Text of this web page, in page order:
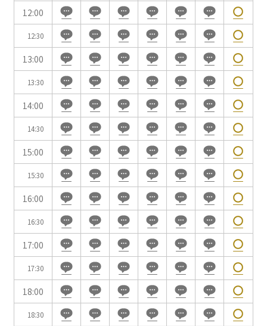
12:00
12:30
13:00
13:30
14:00
14:30
15:00
15:30
16:00
16:30
17:00
17:30
18:00
18:30
こだわり条件※複数選択可能
特長で選ぶ
駅直結
天井高3.5ｍ以上
窓があり開放感のある
会場
喫煙所あり
大型スクリーンあり
控室あり
4t車以上荷捌きあり
裏導線あり
時間貸し駐車場あり
専有回線(NURO)あり
用途で選ぶ
パーティ・懇親会
株主総会・IR
e-sports大会
プレス発表
試験
展示会・販売会